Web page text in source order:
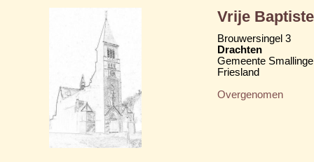
Vrije
Brouwersingel 3
Drachten
Gemeente
Friesland
Overgenomen